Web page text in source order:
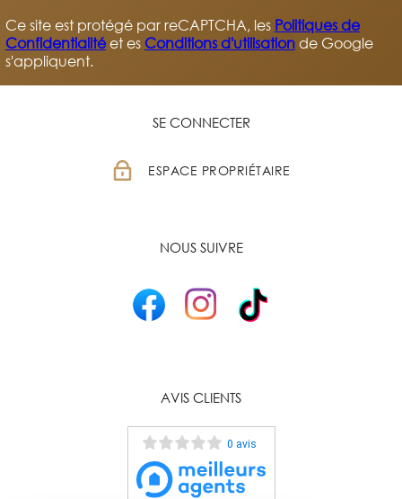
Ce site est protégé par reCAPTCHA, les Politiques de
Confidentialitéet es Conditions d'utilisationde Google
s'appliquent.
SE CONNECTER
ESPACE PROPRIÉTAIRE
NOUS SUIVRE
AVIS CLIENTS
0 avis